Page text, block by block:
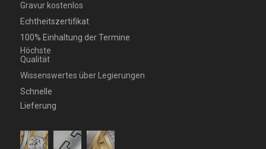
Gravur kostenlos
Echtheitszertifikat
100% Einhaltung der Termine
Höchste
Qualität
Wissenswertes über Legierungen
Schnelle
Lieferung